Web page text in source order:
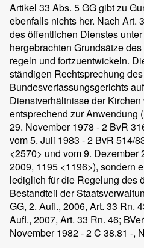
Artikel 33 Abs. 5 GG gibt zu
ebenfalls nichts her. Nach Art.
des öffentlichen Dienstes
hergebrachten Grundsätze
regeln und fortzuentwickeln.
ständigen Rechtsprechung des
Bundesverfassungsgerichts
Dienstverhältnisse der
entsprechend zur Anwendung
29. November 1978 - 2 BvR
vom 5. Juli 1983 - 2 BvR 514/
<2570> und vom 9. Dezember
2009, 1195 <1196>), sondern
lediglich für die Regelung des
Bestandteil der
GG, 2. Aufl., 2006, Art. 33 Rn.
Aufl., 2007, Art. 33 Rn. 46;
November 1982 - 2 C 38.81 -,